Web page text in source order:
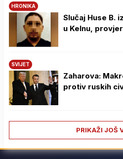
HRONIKA
Slučaj Huse B.
u Kelnu,
SVIJET
Zaharova:
protiv ruskih
PRIKAŽI JOŠ